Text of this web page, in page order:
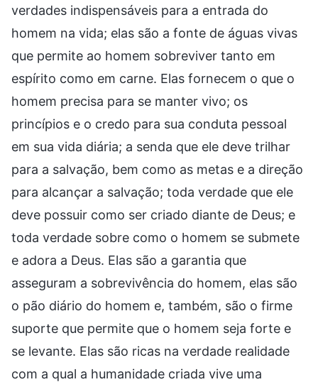
verdades indispensáveis para a entrada do
homem na vida; elas são a fonte de águas vivas
que permite ao homem sobreviver tanto em
espírito como em carne. Elas fornecem o que o
homem precisa para se manter vivo; os
princípios e o credo para sua conduta pessoal
em sua vida diária; a senda que ele deve trilhar
para a salvação, bem como as metas e a direção
para alcançar a salvação; toda verdade que ele
deve possuir como ser criado diante de Deus; e
toda verdade sobre como o homem se submete
e adora a Deus. Elas são a garantia que
asseguram a sobrevivência do homem, elas são
o pão diário do homem e, também, são o firme
suporte que permite que o homem seja forte e
se levante. Elas são ricas na verdade realidade
com a qual a humanidade criada vive uma